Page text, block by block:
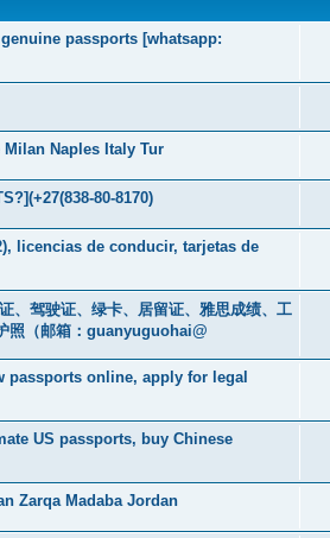
passports [whatsapp:
Milan Naples Italy Tur
80-8170)
licencias de conducir, tarjetas de
、驾驶证、绿卡、居留证、雅思成绩、工
照（邮箱：guanyuguohai@
passports online, apply for legal
US passports, buy Chinese
Zarqa Madaba Jordan